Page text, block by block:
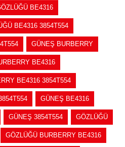
BE4316
BE4316 3854T554
GÜNEŞ BURBERRY
BE4316
BE4316 3854T554
GÜNEŞ BE4316
GÜNEŞ 3854T554 GÖZLÜĞÜ
GÖZLÜĞÜ BURBERRY BE4316